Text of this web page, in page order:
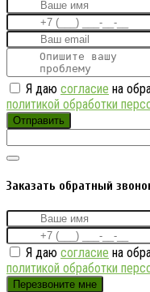
Я даю согласие на
политикой обработки
Отправить
Заказать обратный
Я даю согласие на
политикой обработки
Перезвоните мне